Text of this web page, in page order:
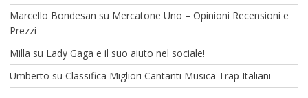
Marcello Bondesan su Mercatone Uno – Opinioni Recensioni e
Prezzi
Milla su Lady Gaga e il suo aiuto nel sociale!
Umberto su Classifica Migliori Cantanti Musica Trap Italiani